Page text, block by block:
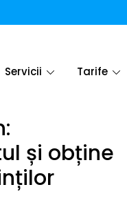
Servicii Tarife
și obține